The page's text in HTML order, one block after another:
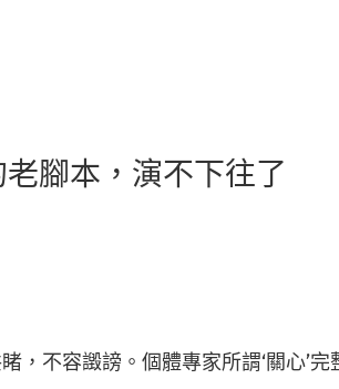
腳本，演不下往了
不容譭謗。個體專家所謂‘關心’